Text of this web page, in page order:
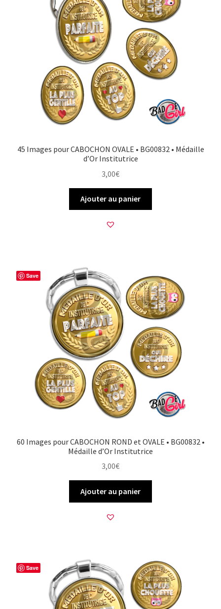
Wishlist
Politique de Confidentialité
Validation de la commande
45 Images pour CABOCHON OVALE • BG00832 • Médaille
d’Or Institutrice
3,00€
Ajouter au panier
Save
60 Images pour CABOCHON ROND et OVALE • BG00832 •
Médaille d’Or Institutrice
3,00€
Ajouter au panier
Save